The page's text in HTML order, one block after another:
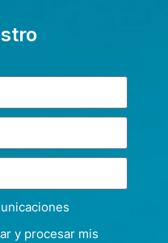
y procesar mis